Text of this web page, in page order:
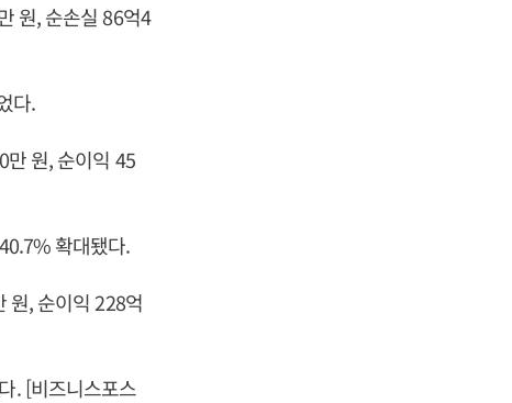
원, 순손실 86억4
다.
원, 순이익 45
확대됐다.
원, 순이익 228억
. [비즈니스포스